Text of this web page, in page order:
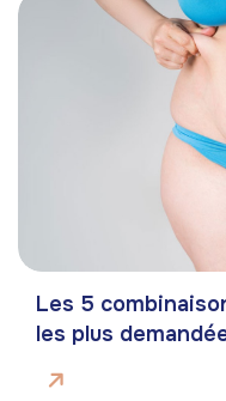
Les 5
les plus